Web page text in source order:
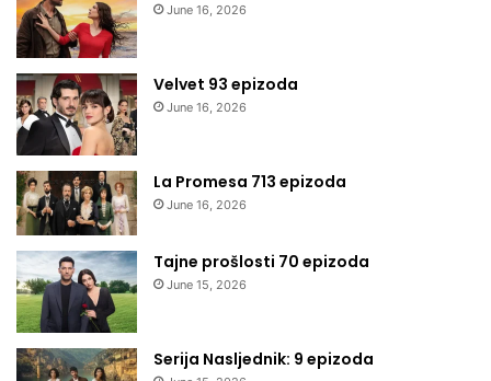
June 16, 2026
Velvet 93 epizoda
June 16, 2026
La Promesa 713 epizoda
June 16, 2026
Tajne prošlosti 70 epizoda
June 15, 2026
Serija Nasljednik: 9 epizoda